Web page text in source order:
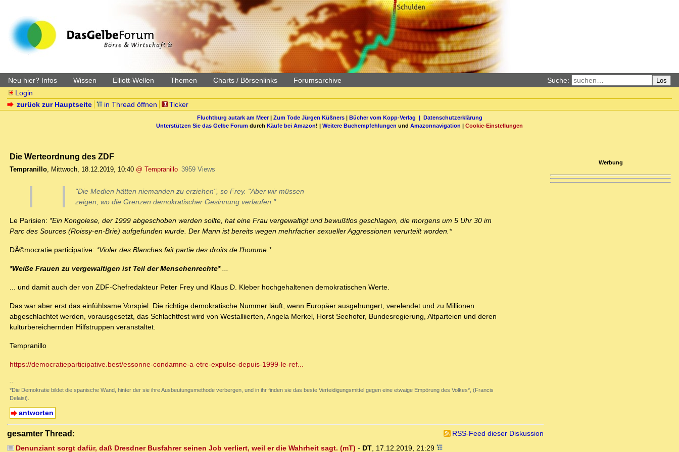
Neu hier? Infos Wissen Elliott-Wellen Themen Charts / Börsenlinks Forumsarchive Suche: Los
Login
zurück zur Hauptseite
in Thread öffnen Ticker
Fluchtburg autark am Meer| Zum Tode Jürgen Küßners| Bücher vom Kopp-Verlag | Datenschutzerklärung
Unterstützen Sie das Gelbe Forum durch Käufe bei Amazon! | Weitere Buchempfehlungen und Amazonnavigation | Cookie-Einstellungen
Die Werteordnung des ZDF
Tempranillo, Mittwoch, 18.12.2019, 10:40 @ Tempranillo 3959 Views
"Die Medien hätten niemanden zu erziehen", so Frey. "Aber wir müssen
zeigen, wo die Grenzen demokratischer Gesinnung verlaufen."
Le Parisien: *Ein Kongolese, der 1999 abgeschoben werden sollte, hat eine Frau vergewaltigt und bewußtlos geschlagen, die morgens um 5 Uhr 30 im
Parc des Sources (Roissy-en-Brie) aufgefunden wurde. Der Mann ist bereits wegen mehrfacher sexueller Aggressionen verurteilt worden.*
DÃ©mocratie participative: *Violer des Blanches fait partie des droits de l'homme.*
*Weiße Frauen zu vergewaltigen ist Teil der Menschenrechte*...
... und damit auch der von ZDF-Chefredakteur Peter Frey und Klaus D. Kleber hochgehaltenen demokratischen Werte.
Das war aber erst das einfühlsame Vorspiel. Die richtige demokratische Nummer läuft, wenn Europäer ausgehungert, verelendet und zu Millionen
abgeschlachtet werden, vorausgesetzt, das Schlachtfest wird von Westalliierten, Angela Merkel, Horst Seehofer, Bundesregierung, Altparteien und deren
kulturbereichernden Hilfstruppen veranstaltet.
Tempranillo
https://democratieparticipative.best/essonne-condamne-a-etre-expulse-depuis-1999-le-ref...
--
*Die Demokratie bildet die spanische Wand, hinter der sie ihre Ausbeutungsmethode verbergen, und in ihr finden sie das beste Verteidigungsmittel gegen eine etwaige Empörung des Volkes*, (Francis
Delaisi).
antworten
gesamter Thread:
RSS-Feed dieser Diskussion
Denunziant sorgt dafür, daß Dresdner Busfahrer seinen Job verliert, weil er die Wahrheit sagt. (mT) - DT, 17.12.2019, 21:29
Werbung